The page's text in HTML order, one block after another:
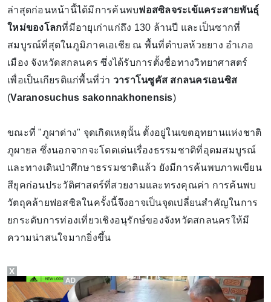
ล่าสุดก่อนหน้านี้ได้มีการค้นพบฟอสซิลจระเข้แคระสายพันธุ์
ใหม่ของโลกที่มีอายุเก่าแก่ถึง 130 ล้านปี และเป็นซากที่
สมบูรณ์ที่สุดในภูมิภาคเอเชีย ณ พื้นที่ตำบลห้วยยาง อำเภอ
เมือง จังหวัดสกลนคร ซึ่งได้รับการตั้งชื่อทางวิทยาศาสตร์
เพื่อเป็นเกียรติแก่พื้นที่ว่า วาราโนซูคัส สกลนครเอนซิส
(Varanosuchus sakonnakhonensis)
ขณะที่ "ภูผาด่าง" จุดเกิดเหตุนั้น ตั้งอยู่ในเขตอุทยานแห่งชาติ
ภูผายล ซึ่งนอกจากจะโดดเด่นเรื่องธรรมชาติที่อุดมสมบูรณ์
และทางเดินป่าศึกษาธรรมชาติแล้ว ยังมีการค้นพบภาพเขียน
สียุคก่อนประวัติศาสตร์ที่สวยงามและทรงคุณค่า การค้นพบ
วัตถุคล้ายฟอสซิลในครั้งนี้จึงอาจเป็นจุดเปลี่ยนสำคัญในการ
ยกระดับการท่องเที่ยวเชิงอนุรักษ์ของจังหวัดสกลนครให้มี
ความน่าสนใจมากยิ่งขึ้น
X